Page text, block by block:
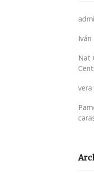
Iván
Nat
vera